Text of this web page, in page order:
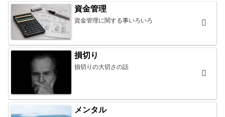
資金管理
資金管理に関する事いろいろ
損切り
損切りの大切さの話
メンタル